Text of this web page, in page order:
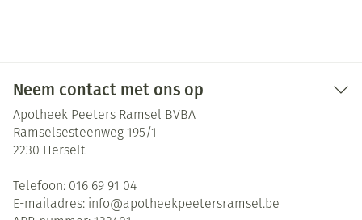
Neem contact met ons op
Apotheek Peeters Ramsel BVBA
Ramselsesteenweg 195/1
2230 Herselt
Telefoon: 016 69 91 04
E-mailadres: info@apotheekpeetersramsel.be